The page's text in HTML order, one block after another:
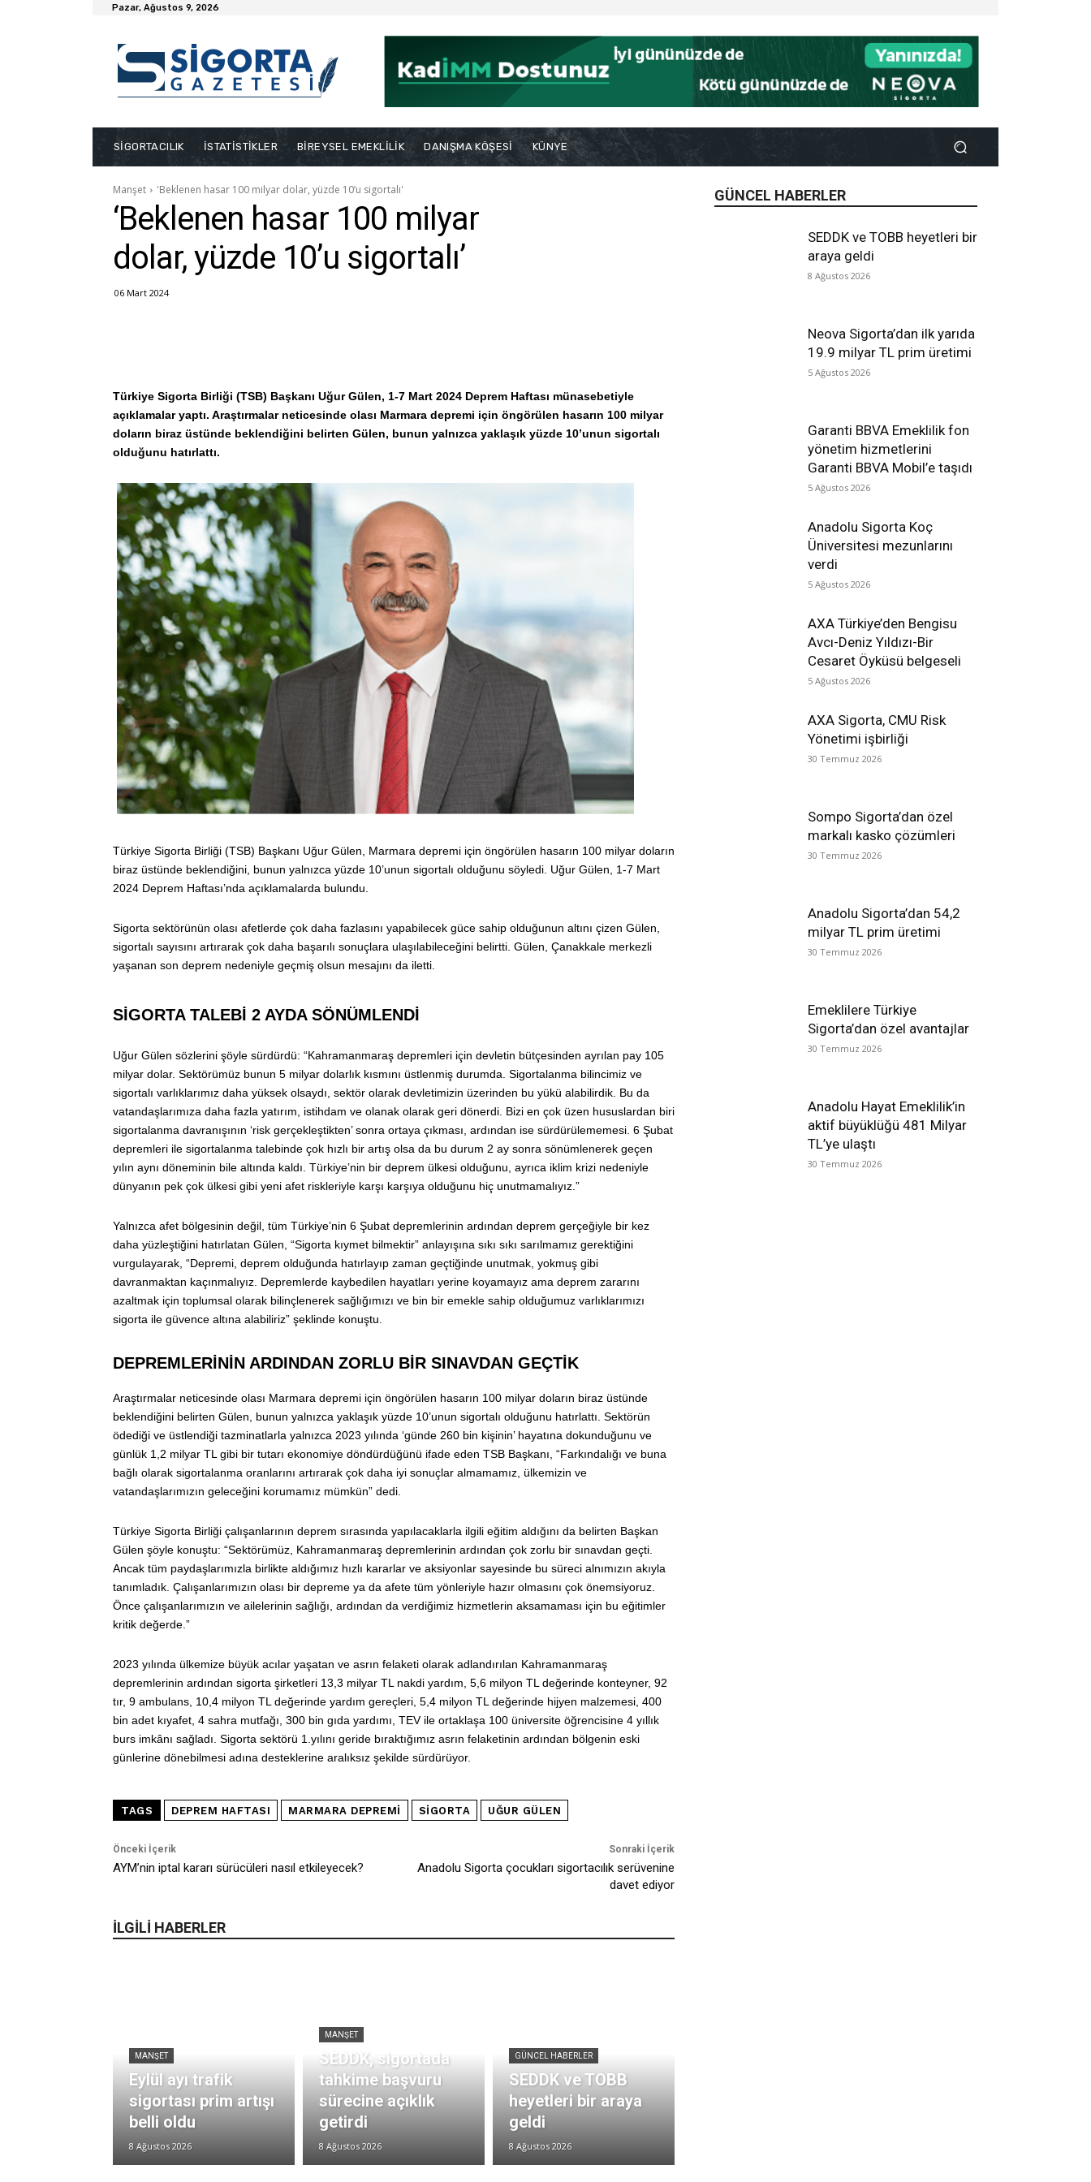
Pazar, Ağustos 9, 2026
SİGORTACILIK İSTATİSTİKLER BİREYSEL EMEKLİLİK DANIŞMA KÖŞESİ KÜNYE
GÜNCEL HABERLER
SEDDK ve TOBB heyetleri bir
araya geldi
8 Ağustos 2026
Neova Sigorta’dan ilk yarıda
19.9 milyar TL prim üretimi
5 Ağustos 2026
Garanti BBVA Emeklilik fon
yönetim hizmetlerini
Garanti BBVA Mobil’e taşıdı
5 Ağustos 2026
Anadolu Sigorta Koç
Üniversitesi mezunlarını
verdi
5 Ağustos 2026
AXA Türkiye’den Bengisu
Avcı-Deniz Yıldızı-Bir
Cesaret Öyküsü belgeseli
5 Ağustos 2026
AXA Sigorta, CMU Risk
Yönetimi işbirliği
30 Temmuz 2026
Sompo Sigorta’dan özel
markalı kasko çözümleri
30 Temmuz 2026
Anadolu Sigorta’dan 54,2
milyar TL prim üretimi
30 Temmuz 2026
Emeklilere Türkiye
Sigorta’dan özel avantajlar
30 Temmuz 2026
Anadolu Hayat Emeklilik’in
aktif büyüklüğü 481 Milyar
TL’ye ulaştı
30 Temmuz 2026
Manşet 'Beklenen hasar 100 milyar dolar, yüzde 10’u sigortalı'
‘Beklenen hasar 100 milyar
dolar, yüzde 10’u sigortalı’
06 Mart 2024
Türkiye Sigorta Birliği (TSB) Başkanı Uğur Gülen, 1-7 Mart 2024 Deprem Haftası münasebetiyle
açıklamalar yaptı. Araştırmalar neticesinde olası Marmara depremi için öngörülen hasarın 100 milyar
doların biraz üstünde beklendiğini belirten Gülen, bunun yalnızca yaklaşık yüzde 10’unun sigortalı
olduğunu hatırlattı.
Türkiye Sigorta Birliği (TSB) Başkanı Uğur Gülen, Marmara depremi için öngörülen hasarın 100 milyar doların
biraz üstünde beklendiğini, bunun yalnızca yüzde 10’unun sigortalı olduğunu söyledi. Uğur Gülen, 1-7 Mart
2024 Deprem Haftası’nda açıklamalarda bulundu.
Sigorta sektörünün olası afetlerde çok daha fazlasını yapabilecek güce sahip olduğunun altını çizen Gülen,
sigortalı sayısını artırarak çok daha başarılı sonuçlara ulaşılabileceğini belirtti. Gülen, Çanakkale merkezli
yaşanan son deprem nedeniyle geçmiş olsun mesajını da iletti.
SİGORTA TALEBİ 2 AYDA SÖNÜMLENDİ
Uğur Gülen sözlerini şöyle sürdürdü: “Kahramanmaraş depremleri için devletin bütçesinden ayrılan pay 105
milyar dolar. Sektörümüz bunun 5 milyar dolarlık kısmını üstlenmiş durumda. Sigortalanma bilincimiz ve
sigortalı varlıklarımız daha yüksek olsaydı, sektör olarak devletimizin üzerinden bu yükü alabilirdik. Bu da
vatandaşlarımıza daha fazla yatırım, istihdam ve olanak olarak geri dönerdi. Bizi en çok üzen hususlardan biri
sigortalanma davranışının ‘risk gerçekleştikten’ sonra ortaya çıkması, ardından ise sürdürülememesi. 6 Şubat
depremleri ile sigortalanma talebinde çok hızlı bir artış olsa da bu durum 2 ay sonra sönümlenerek geçen
yılın aynı döneminin bile altında kaldı. Türkiye’nin bir deprem ülkesi olduğunu, ayrıca iklim krizi nedeniyle
dünyanın pek çok ülkesi gibi yeni afet riskleriyle karşı karşıya olduğunu hiç unutmamalıyız.”
Yalnızca afet bölgesinin değil, tüm Türkiye’nin 6 Şubat depremlerinin ardından deprem gerçeğiyle bir kez
daha yüzleştiğini hatırlatan Gülen, “Sigorta kıymet bilmektir” anlayışına sıkı sıkı sarılmamız gerektiğini
vurgulayarak, “Depremi, deprem olduğunda hatırlayıp zaman geçtiğinde unutmak, yokmuş gibi
davranmaktan kaçınmalıyız. Depremlerde kaybedilen hayatları yerine koyamayız ama deprem zararını
azaltmak için toplumsal olarak bilinçlenerek sağlığımızı ve bin bir emekle sahip olduğumuz varlıklarımızı
sigorta ile güvence altına alabiliriz” şeklinde konuştu.
DEPREMLERİNİN ARDINDAN ZORLU BİR SINAVDAN GEÇTİK
Araştırmalar neticesinde olası Marmara depremi için öngörülen hasarın 100 milyar doların biraz üstünde
beklendiğini belirten Gülen, bunun yalnızca yaklaşık yüzde 10’unun sigortalı olduğunu hatırlattı. Sektörün
ödediği ve üstlendiği tazminatlarla yalnızca 2023 yılında ‘günde 260 bin kişinin’ hayatına dokunduğunu ve
günlük 1,2 milyar TL gibi bir tutarı ekonomiye döndürdüğünü ifade eden TSB Başkanı, “Farkındalığı ve buna
bağlı olarak sigortalanma oranlarını artırarak çok daha iyi sonuçlar almamamız, ülkemizin ve
vatandaşlarımızın geleceğini korumamız mümkün” dedi.
Türkiye Sigorta Birliği çalışanlarının deprem sırasında yapılacaklarla ilgili eğitim aldığını da belirten Başkan
Gülen şöyle konuştu: “Sektörümüz, Kahramanmaraş depremlerinin ardından çok zorlu bir sınavdan geçti.
Ancak tüm paydaşlarımızla birlikte aldığımız hızlı kararlar ve aksiyonlar sayesinde bu süreci alnımızın akıyla
tanımladık. Çalışanlarımızın olası bir depreme ya da afete tüm yönleriyle hazır olmasını çok önemsiyoruz.
Önce çalışanlarımızın ve ailelerinin sağlığı, ardından da verdiğimiz hizmetlerin aksamaması için bu eğitimler
kritik değerde.”
2023 yılında ülkemize büyük acılar yaşatan ve asrın felaketi olarak adlandırılan Kahramanmaraş
depremlerinin ardından sigorta şirketleri 13,3 milyar TL nakdi yardım, 5,6 milyon TL değerinde konteyner, 92
tır, 9 ambulans, 10,4 milyon TL değerinde yardım gereçleri, 5,4 milyon TL değerinde hijyen malzemesi, 400
bin adet kıyafet, 4 sahra mutfağı, 300 bin gıda yardımı, TEV ile ortaklaşa 100 üniversite öğrencisine 4 yıllık
burs imkânı sağladı. Sigorta sektörü 1.yılını geride bıraktığımız asrın felaketinin ardından bölgenin eski
günlerine dönebilmesi adına desteklerine aralıksız şekilde sürdürüyor.
TAGS DEPREM HAFTASI MARMARA DEPREMI SIGORTA UĞUR GÜLEN
Önceki İçerik
AYM’nin iptal kararı sürücüleri nasıl etkileyecek?
Sonraki İçerik
Anadolu Sigorta çocukları sigortacılık serüvenine
davet ediyor
İLGİLİ HABERLER
MANŞET
Eylül ayı trafik
sigortası prim artışı
belli oldu
8 Ağustos 2026
MANŞET
SEDDK, sigortada
tahkime başvuru
sürecine açıklık
getirdi
8 Ağustos 2026
GÜNCEL HABERLER
SEDDK ve TOBB
heyetleri bir araya
geldi
8 Ağustos 2026